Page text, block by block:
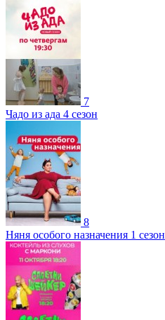
7
Чадо из ада 4 сезон
8
Няня особого назначения 1 сезон